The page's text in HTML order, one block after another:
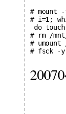
# mount
# i=1;
do
# rm /
# umount